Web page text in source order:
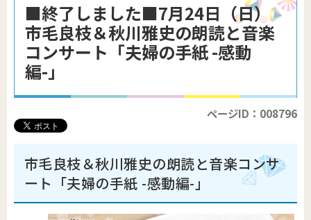
■終了しました■7月24日（日）
市毛良枝＆秋川雅史の朗読と音楽
コンサート「夫婦の手紙 -感動
編-」
ページID：008796
市毛良枝＆秋川雅史の朗読と音楽コンサ
ート「夫婦の手紙 -感動編-」